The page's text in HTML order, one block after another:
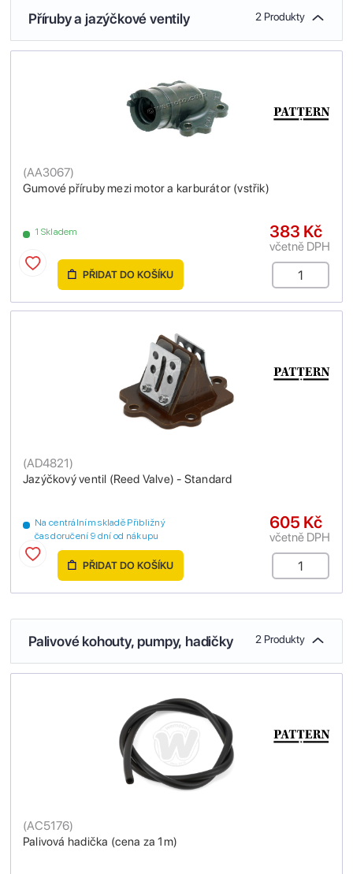
Příruby a jazýčkové ventily 2 Produkty
Gumové příruby mezi motor a karburátor (vstřik)
(AA3067)
1 Skladem 383 Kč
včetně DPH
PŘIDAT DO KOŠÍKU
Jazýčkový ventil (Reed Valve) - Standard
(AD4821)
Na centrálním skladě Přibližný
čas doručení 9 dní od nákupu
605 Kč
včetně DPH
PŘIDAT DO KOŠÍKU
Palivové kohouty, pumpy, hadičky 2 Produkty
Palivová hadička (cena za 1m)
(AC5176)